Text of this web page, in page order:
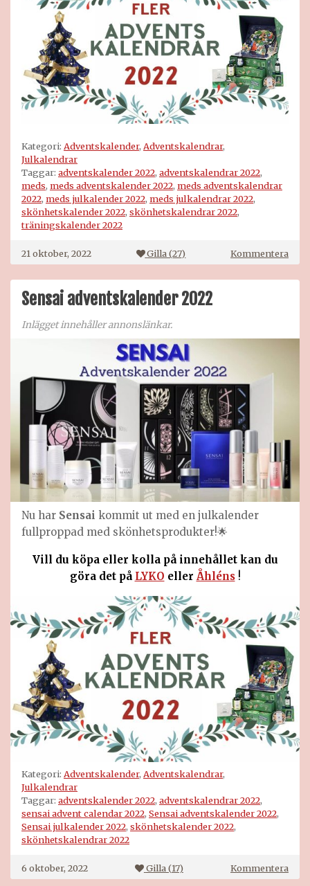
Kategori: Adventskalender, Adventskalendrar,
Julkalendrar
Taggar: adventskalender 2022, adventskalendrar 2022,
meds, meds adventskalender 2022, meds adventskalendrar
2022, meds julkalender 2022, meds julkalendrar 2022,
skönhetskalender 2022, skönhetskalendrar 2022,
träningskalender 2022
21 oktober, 2022 Gilla (27) Kommenterapå
Sensai adventskalender 2022
Inlägget innehåller annonslänkar.
Nu har Sensai kommit ut med en julkalender
fullproppad med skönhetsprodukter!🌟
Vill du köpa eller kolla på innehållet kan du
göra det på LYKO eller Åhléns!
Kategori: Adventskalender, Adventskalendrar,
Julkalendrar
Taggar: adventskalender 2022, adventskalendrar 2022,
sensai advent calendar 2022, Sensai adventskalender 2022,
Sensai julkalender 2022, skönhetskalender 2022,
skönhetskalendrar 2022
6 oktober, 2022 Gilla (17) Kommenterapå